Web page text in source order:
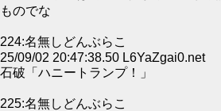
ものでな
224:名無しどんぶらこ
25/09/02 20:47:38.50 L6YaZgai0.net
石破「ハニートランプ！」
225:名無しどんぶらこ